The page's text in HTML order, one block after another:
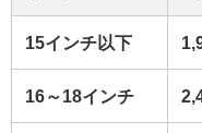
15インチ以下
16～18インチ